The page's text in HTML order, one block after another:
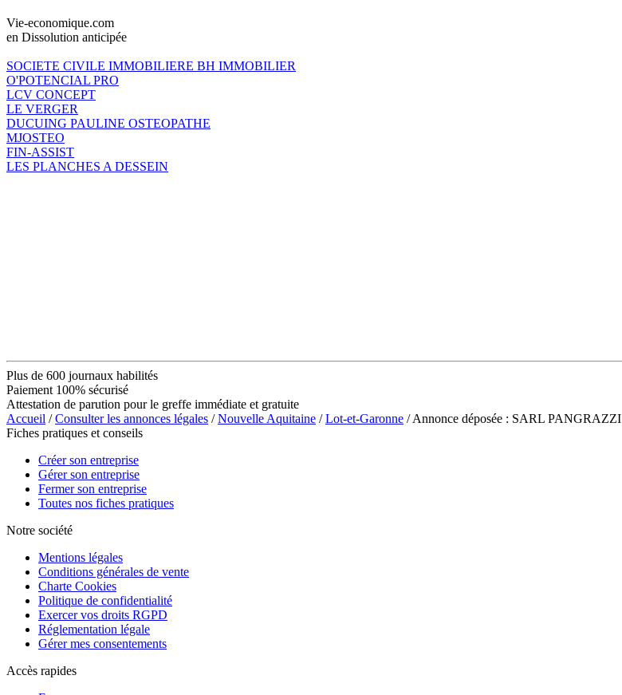
Vie-economique.com
en Dissolution anticipée
SOCIETE CIVILE IMMOBILIERE BH IMMOBILIER
O'POTENCIAL PRO
LCV CONCEPT
LE VERGER
DUCUING PAULINE OSTEOPATHE
MJOSTEO
FIN-ASSIST
LES PLANCHES A DESSEIN
Plus de 600 journaux habilités
Paiement 100% sécurisé
Attestation de parution pour le greffe immédiate et gratuite
Accueil /Consulter les annonces légales /Nouvelle Aquitaine /Lot-et-Garonne / Annonce déposée : SARL PANGRAZZI
Fiches pratiques et conseils
Créer son entreprise
Gérer son entreprise
Fermer son entreprise
Toutes nos fiches pratiques
Notre société
Mentions légales
Conditions générales de vente
Charte Cookies
Politique de confidentialité
Exercer vos droits RGPD
Réglementation légale
Gérer mes consentements
Accès rapides